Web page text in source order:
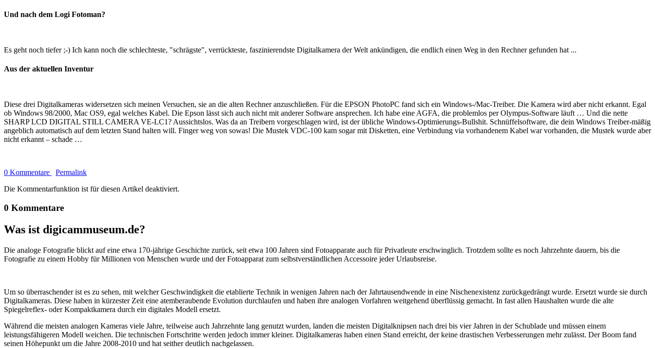
Und nach dem Logi Fotoman?
Es geht noch tiefer ;-) Ich kann noch die schlechteste, "schrägste", verrückteste, faszinierendste Digitalkamera der Welt ankündigen, die endlich einen Weg in den Rechner gefunden hat ...
Aus der aktuellen Inventur
Diese drei Digitalkameras widersetzen sich meinen Versuchen, sie an die alten Rechner anzuschließen. Für die EPSON PhotoPC fand sich ein Windows-/Mac-Treiber. Die Kamera wird aber nicht erkannt. Egal
ob Windows 98/2000, Mac OS9, egal welches Kabel. Die Epson lässt sich auch nicht mit anderer Software ansprechen. Ich habe eine AGFA, die problemlos per Olympus-Software läuft … Und die nette
SHARP LCD DIGITAL STILL CAMERA VE-LC1? Aussichtslos. Was da an Treibern vorgeschlagen wird, ist der übliche Windows-Optimierungs-Bullshit. Schnüffelsoftware, die dein Windows Treiber-mäßig
angeblich automatisch auf dem letzten Stand halten will. Finger weg von sowas! Die Mustek VDC-100 kam sogar mit Disketten, eine Verbindung via vorhandenem Kabel war vorhanden, die Mustek wurde aber
nicht erkannt – schade …
0 Kommentare
Permalink
Die Kommentarfunktion ist für diesen Artikel deaktiviert.
0 Kommentare
Was ist digicammuseum.de?
Die analoge Fotografie blickt auf eine etwa 170-jährige Geschichte zurück, seit etwa 100 Jahren sind Fotoapparate auch für Privatleute erschwinglich. Trotzdem sollte es noch Jahrzehnte dauern, bis die
Fotografie zu einem Hobby für Millionen von Menschen wurde und der Fotoapparat zum selbstverständlichen Accessoire jeder Urlaubsreise.
Um so überraschender ist es zu sehen, mit welcher Geschwindigkeit die etablierte Technik in wenigen Jahren nach der Jahrtausendwende in eine Nischenexistenz zurückgedrängt wurde. Ersetzt wurde sie durch
Digitalkameras. Diese haben in kürzester Zeit eine atemberaubende Evolution durchlaufen und haben ihre analogen Vorfahren weitgehend überflüssig gemacht. In fast allen Haushalten wurde die alte
Spiegelreflex- oder Kompaktkamera durch ein digitales Modell ersetzt.
Während die meisten analogen Kameras viele Jahre, teilweise auch Jahrzehnte lang genutzt wurden, landen die meisten Digitalknipsen nach drei bis vier Jahren in der Schublade und müssen einem
leistungsfähigeren Modell weichen. Die technischen Fortschritte werden jedoch immer kleiner. Digitalkameras haben einen Stand erreicht, der keine drastischen Verbesserungen mehr zulässt. Der Boom fand
seinen Höhepunkt um die Jahre 2008-2010 und hat seither deutlich nachgelassen.